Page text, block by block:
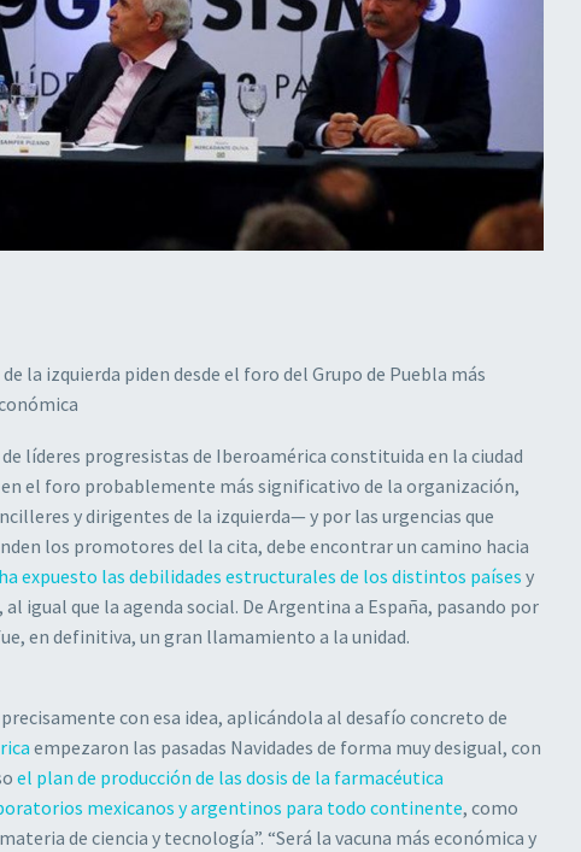
la izquierda piden desde el foro del Grupo de Puebla más
líderes progresistas de Iberoamérica constituida en la ciudad
el foro probablemente más significativo de la organización,
y dirigentes de la izquierda— y por las urgencias que
los promotores del la cita, debe encontrar un camino hacia
ha expuesto las debilidades estructurales de los distintos países y
igual que la agenda social. De Argentina a España, pasando por
en definitiva, un gran llamamiento a la unidad.
con esa idea, aplicándola al desafío concreto de
empezaron las pasadas Navidades de forma muy desigual, con
el plan de producción de las dosis de la farmacéutica
mexicanos y argentinos para todo continente, como
de ciencia y tecnología”. “Será la vacuna más económica y